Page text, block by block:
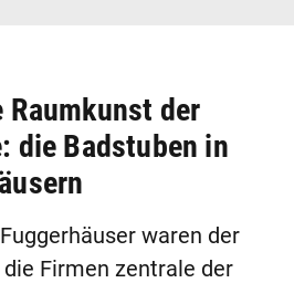
der
die Badstuben in
waren der
Firmen zentrale der